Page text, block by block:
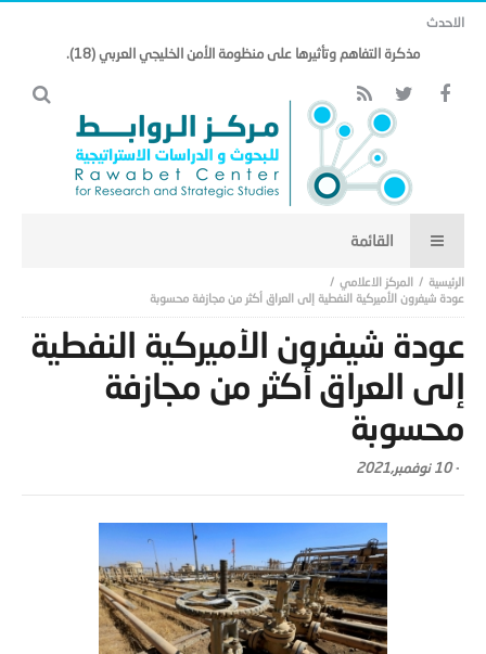
الاحدث
مذكرة التفاهم وتأثيرها على منظومة الأمن الخليجي العربي (18).
المركز الاعلامي
عودة شيفرون الأميركية النفطية إلى العراق أكثر من مجازفة محسوبة
عودة شيفرون الأميركية النفطية
إلى العراق أكثر من مجازفة
محسوبة
-10 نوفمبر,2021